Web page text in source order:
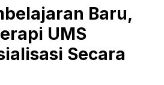
Baru,
UMS
Secara